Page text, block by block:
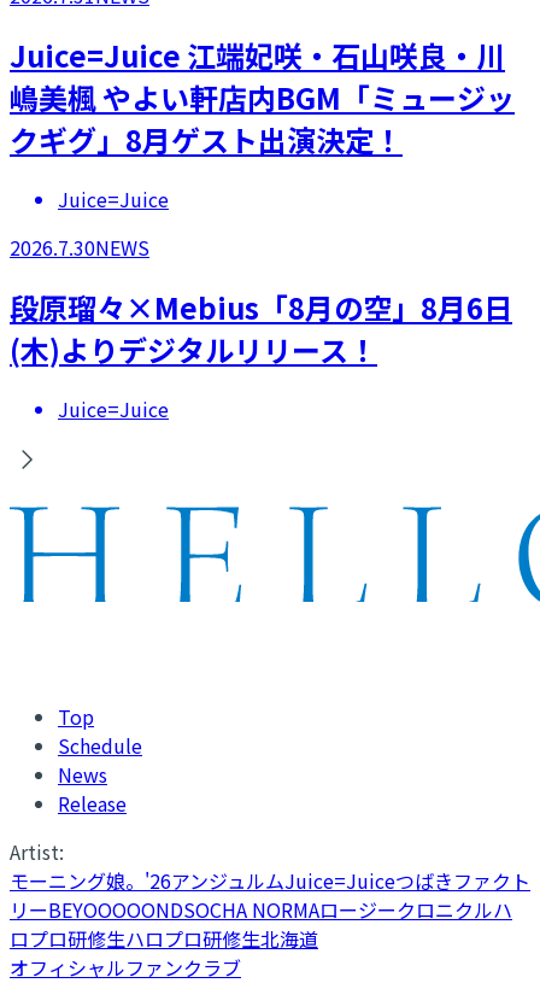
Juice=Juice 江端妃咲・石山咲良・川
嶋美楓 やよい軒店内BGM「ミュージッ
クギグ」8月ゲスト出演決定！
Juice=Juice
2026.7.30NEWS
段原瑠々×Mebius「8月の空」8月6日
(木)よりデジタルリリース！
Juice=Juice
Top
Schedule
News
Release
Artist:
モーニング娘。'26アンジュルムJuice=Juiceつばきファクト
リーBEYOOOOONDSOCHA NORMAロージークロニクルハ
ロプロ研修生ハロプロ研修生北海道
オフィシャルファンクラブ